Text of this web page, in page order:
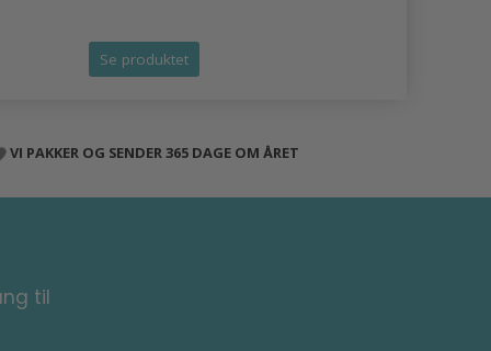
Se produktet
VI PAKKER OG SENDER 365 DAGE OM ÅRET
til